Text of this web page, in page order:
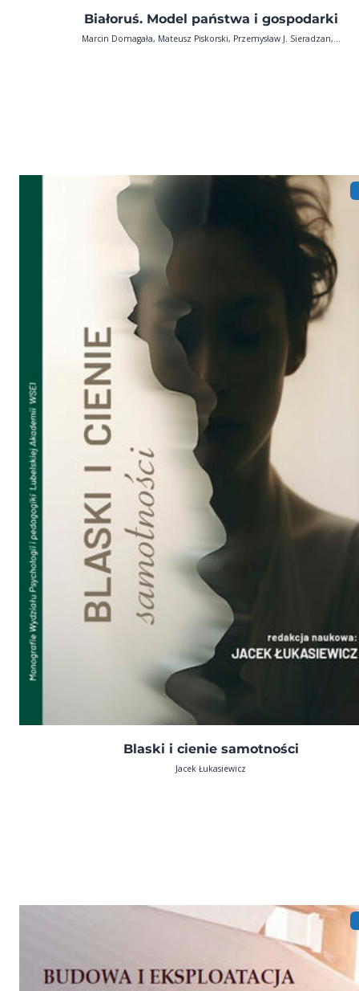
Białoruś. Model państwa i gospodarki
Marcin Domagała, Mateusz Piskorski, Przemysław J. Sieradzan,...
Blaski i cienie samotności
Jacek Łukasiewicz